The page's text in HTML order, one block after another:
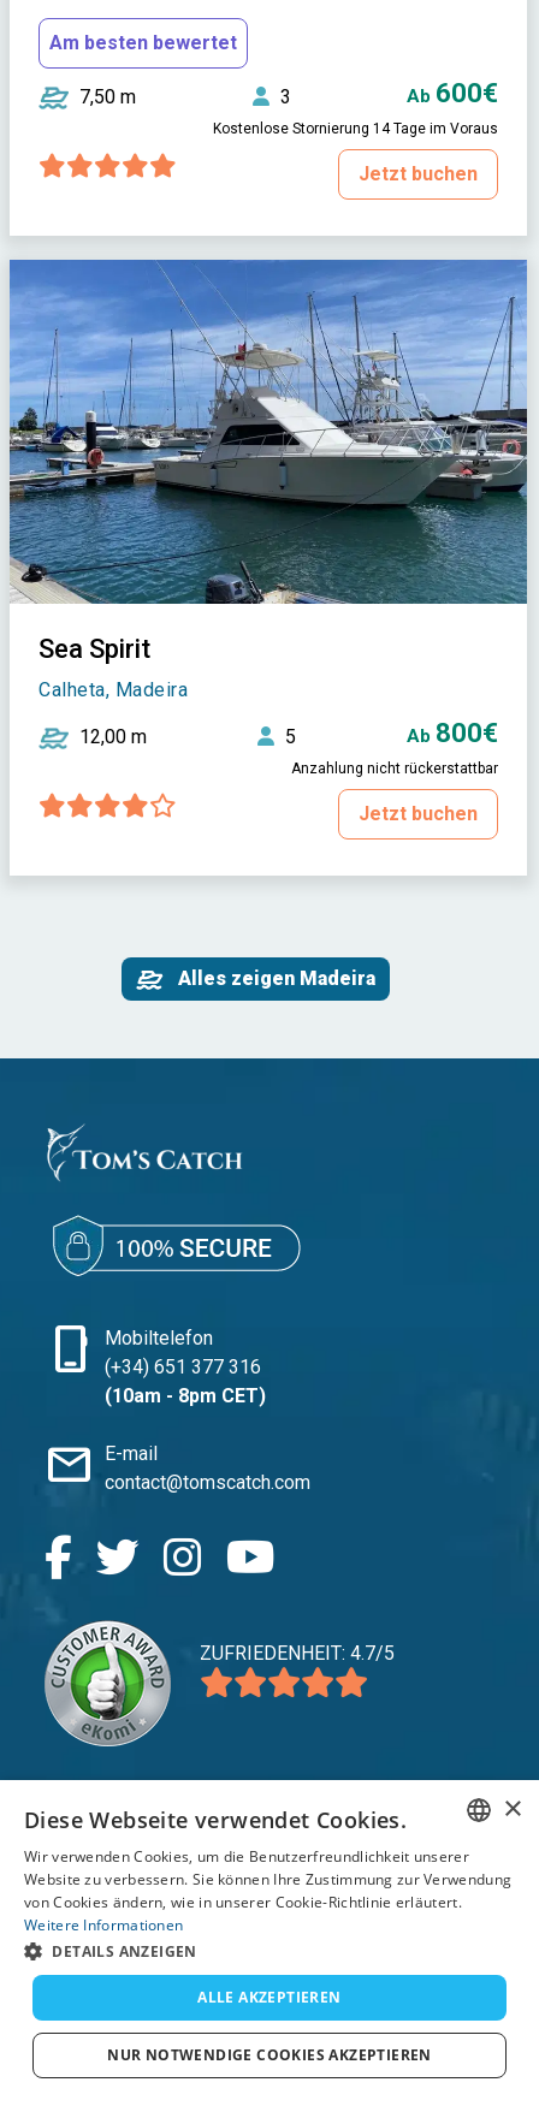
Am besten bewertet
7,50 m 3 Ab 600€
Kostenlose Stornierung 14 Tage im Voraus
Jetzt buchen
Sea Spirit
Calheta, Madeira
12,00 m 5 Ab 800€
Anzahlung nicht rückerstattbar
Jetzt buchen
Alles zeigen Madeira
phone_iphone
Mobiltelefon
(+34) 651 377 316
(10am - 8pm CET)
mail
E-mail
contact@tomscatch.com
ZUFRIEDENHEIT: 4.7/5
Service expand_more
Entdecken Sie expand_more
Support
© 2026 TomsCatch Charters & Guides S.L. Alle
Rechte vorbehalten.
ENGLISH
FRENCH
SPANISH
×
Diese Webseite verwendet Cookies.
Wir verwenden Cookies, um die Benutzerfreundlichkeit unserer
Website zu verbessern. Sie können Ihre Zustimmung zur Verwendung
von Cookies ändern, wie in unserer Cookie-Richtlinie erläutert.
Weitere Informationen
DETAILS ANZEIGEN
ALLE AKZEPTIEREN
NUR NOTWENDIGE COOKIES AKZEPTIEREN